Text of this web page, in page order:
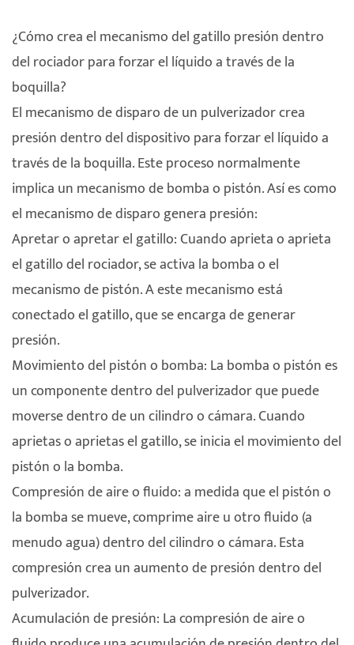
¿Cómo crea el mecanismo del gatillo presión dentro
del rociador para forzar el líquido a través de la
boquilla?
El mecanismo de disparo de un pulverizador crea
presión dentro del dispositivo para forzar el líquido a
través de la boquilla. Este proceso normalmente
implica un mecanismo de bomba o pistón. Así es como
el mecanismo de disparo genera presión:
Apretar o apretar el gatillo: Cuando aprieta o aprieta
el gatillo del rociador, se activa la bomba o el
mecanismo de pistón. A este mecanismo está
conectado el gatillo, que se encarga de generar
presión.
Movimiento del pistón o bomba: La bomba o pistón es
un componente dentro del pulverizador que puede
moverse dentro de un cilindro o cámara. Cuando
aprietas o aprietas el gatillo, se inicia el movimiento del
pistón o la bomba.
Compresión de aire o fluido: a medida que el pistón o
la bomba se mueve, comprime aire u otro fluido (a
menudo agua) dentro del cilindro o cámara. Esta
compresión crea un aumento de presión dentro del
pulverizador.
Acumulación de presión: La compresión de aire o